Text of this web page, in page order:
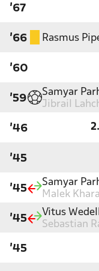
'67
'66 Rasmus
'60
'59
Samyar
Jibrail
'46
'45
'45
Samyar
Malek
'45
Vitus
Sebastian
'45